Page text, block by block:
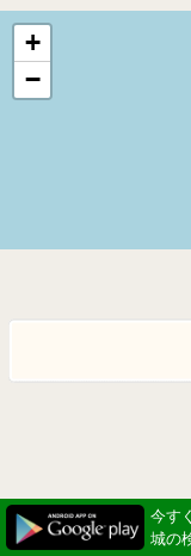
+
−
今す
城の